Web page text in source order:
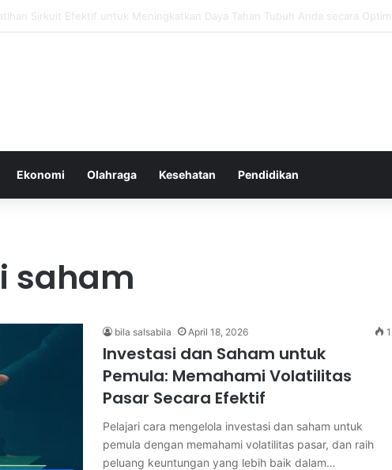
Mengatur Ekspektasi Diri untuk Kesehatan Mental yang Lebih Seimbang
Ekonomi Olahraga Kesehatan Pendidikan
saham
bila salsabila April 18, 2026 1
Investasi dan Saham untuk
Pemula: Memahami Volatilitas
Pasar Secara Efektif
Pelajari cara mengelola investasi dan saham untuk
pemula dengan memahami volatilitas pasar, dan raih
peluang keuntungan yang lebih baik dalam…